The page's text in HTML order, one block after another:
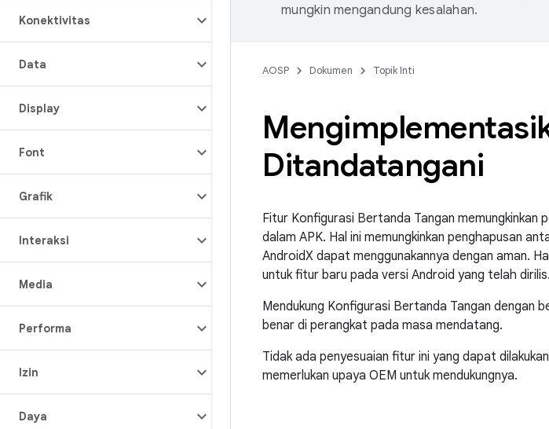
Konektivitas
Data
Display
Font
Grafik
Interaksi
Media
Performa
Izin
Daya
mungkin mengandung kesalahan.
AOSP Dokumen Topik Inti
Ditandatangani
Fitur Konfigurasi Bertanda Tangan
dalam APK. Hal ini memungkinkan penghapusan
AndroidX dapat menggunakannya dengan aman.
untuk fitur baru pada versi Android yang telah
Mendukung Konfigurasi Bertanda Tangan dengan
benar di perangkat pada masa mendatang.
Tidak ada penyesuaian fitur ini yang dapat
memerlukan upaya OEM untuk mendukungnya.